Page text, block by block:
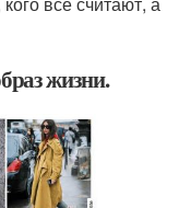
жизни.